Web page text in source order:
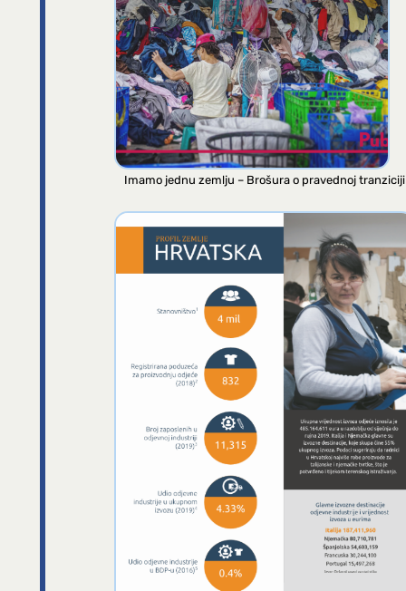
Imamo jednu zemlju – Brošura o pravednoj tranziciji